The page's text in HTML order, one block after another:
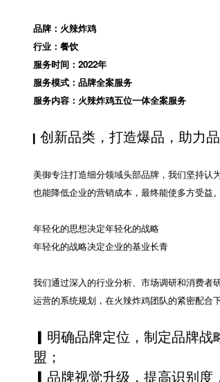
品牌：火辣炸鸡
行业：餐饮
服务时间：2022年
服务模式：品牌全案服务
服务内容：火辣炸鸡五位一体全案服务
▎创新品类，打造爆品，助力
美御专注打造细分领域头部品牌，我们坚持认
也能降低企业的营销成本，最终能使多方受益
年轻化的思想决定年轻化的战略
年轻化的战略决定企业的基业长青
我们通过深入的行业分析、市场调研和消费者
运营的系统规划，在火辣炸鸡团队的紧密配合
▎明确品牌定位，制定品牌战
盟；
▎品牌视觉升级，提高识别度